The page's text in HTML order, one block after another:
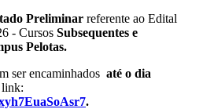
Preliminar referente ao Edital
- Cursos Subsequentes e
Pelotas.
ser encaminhados até o dia
link:
.